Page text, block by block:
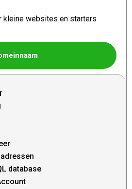
kleine websites en starters
database